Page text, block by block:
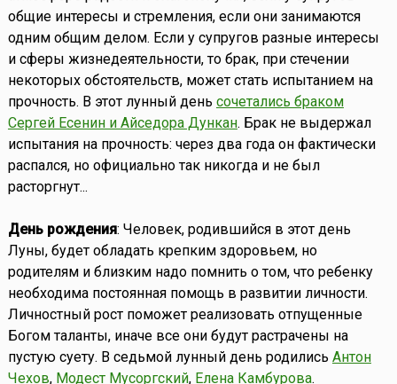
общие интересы и стремления, если они занимаются
одним общим делом. Если у супругов разные интересы
и сферы жизнедеятельности, то брак, при стечении
некоторых обстоятельств, может стать испытанием на
прочность. В этот лунный день сочетались браком
Сергей Есенин и Айседора Дункан. Брак не выдержал
испытания на прочность: через два года он фактически
распался, но официально так никогда и не был
расторгнут...
День рождения: Человек, родившийся в этот день
Луны, будет обладать крепким здоровьем, но
родителям и близким надо помнить о том, что ребенку
необходима постоянная помощь в развитии личности.
Личностный рост поможет реализовать отпущенные
Богом таланты, иначе все они будут растрачены на
пустую суету. В седьмой лунный день родились Антон
Чехов, Модест Мусоргский, Елена Камбурова.